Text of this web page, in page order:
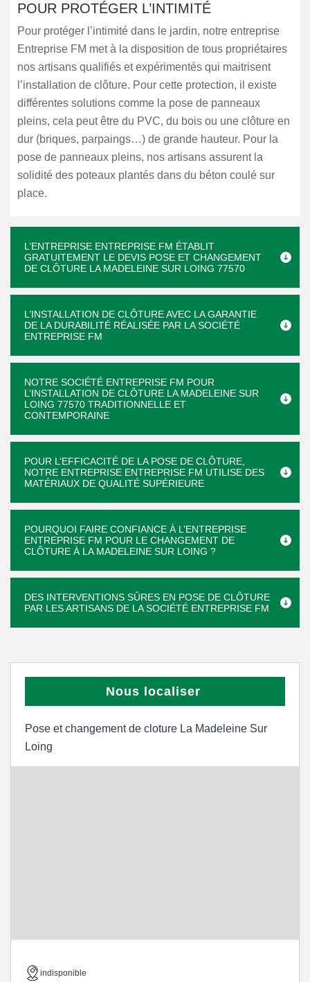
POUR PROTÉGER L’INTIMITÉ
Pour protéger l’intimité dans le jardin, notre entreprise
Entreprise FM met à la disposition de tous propriétaires
nos artisans qualifiés et expérimentés qui maitrisent
l’installation de clôture. Pour cette protection, il existe
différentes solutions comme la pose de panneaux
pleins, cela peut être du PVC, du bois ou une clôture en
dur (briques, parpaings…) de grande hauteur. Pour la
pose de panneaux pleins, nos artisans assurent la
solidité des poteaux plantés dans du béton coulé sur
place.
L’ENTREPRISE ENTREPRISE FM ÉTABLIT
GRATUITEMENT LE DEVIS POSE ET CHANGEMENT
DE CLÔTURE LA MADELEINE SUR LOING 77570
L’INSTALLATION DE CLÔTURE AVEC LA GARANTIE
DE LA DURABILITÉ RÉALISÉE PAR LA SOCIÉTÉ
ENTREPRISE FM
NOTRE SOCIÉTÉ ENTREPRISE FM POUR
L’INSTALLATION DE CLÔTURE LA MADELEINE SUR
LOING 77570 TRADITIONNELLE ET
CONTEMPORAINE
POUR L’EFFICACITÉ DE LA POSE DE CLÔTURE,
NOTRE ENTREPRISE ENTREPRISE FM UTILISE DES
MATÉRIAUX DE QUALITÉ SUPÉRIEURE
POURQUOI FAIRE CONFIANCE À L’ENTREPRISE
ENTREPRISE FM POUR LE CHANGEMENT DE
CLÔTURE À LA MADELEINE SUR LOING ?
DES INTERVENTIONS SÛRES EN POSE DE CLÔTURE
PAR LES ARTISANS DE LA SOCIÉTÉ ENTREPRISE FM
Nous localiser
Pose et changement de cloture La Madeleine Sur
Loing
indisponible